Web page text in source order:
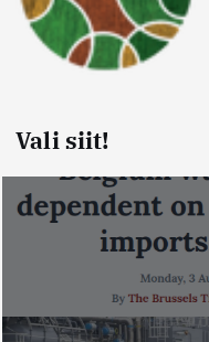
Vali siit!